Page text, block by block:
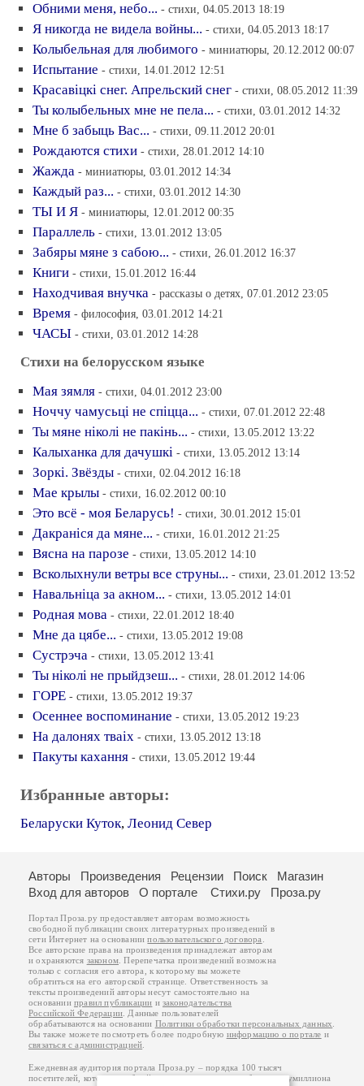
Обними меня, небо... - стихи, 04.05.2013 18:19
Я никогда не видела войны... - стихи, 04.05.2013 18:17
Колыбельная для любимого - миниатюры, 20.12.2012 00:07
Испытание - стихи, 14.01.2012 12:51
Красавiцкi снег. Апрельский снег - стихи, 08.05.2012 11:39
Ты колыбельных мне не пела... - стихи, 03.01.2012 14:32
Мне б забыць Вас... - стихи, 09.11.2012 20:01
Рождаются стихи - стихи, 28.01.2012 14:10
Жажда - миниатюры, 03.01.2012 14:34
Каждый раз... - стихи, 03.01.2012 14:30
ТЫ И Я - миниатюры, 12.01.2012 00:35
Параллель - стихи, 13.01.2012 13:05
Забяры мяне з сабою... - стихи, 26.01.2012 16:37
Книги - стихи, 15.01.2012 16:44
Находчивая внучка - рассказы о детях, 07.01.2012 23:05
Время - философия, 03.01.2012 14:21
ЧАСЫ - стихи, 03.01.2012 14:28
Стихи на белорусском языке
Мая зямля - стихи, 04.01.2012 23:00
Ноччу чамусьцi не спiцца... - стихи, 07.01.2012 22:48
Ты мяне нiколi не пакiнь... - стихи, 13.05.2012 13:22
Калыханка для дачушкi - стихи, 13.05.2012 13:14
Зоркi. Звёзды - стихи, 02.04.2012 16:18
Мае крылы - стихи, 16.02.2012 00:10
Это всё - моя Беларусь! - стихи, 30.01.2012 15:01
Дакранiся да мяне... - стихи, 16.01.2012 21:25
Вясна на парозе - стихи, 13.05.2012 14:10
Всколыхнули ветры все струны... - стихи, 23.01.2012 13:52
Навальнiца за акном... - стихи, 13.05.2012 14:01
Родная мова - стихи, 22.01.2012 18:40
Мне да цябе... - стихи, 13.05.2012 19:08
Сустрэча - стихи, 13.05.2012 13:41
Ты нiколi не прыйдзеш... - стихи, 28.01.2012 14:06
ГОРЕ - стихи, 13.05.2012 19:37
Осеннее воспоминание - стихи, 13.05.2012 19:23
На далонях тваiх - стихи, 13.05.2012 13:18
Пакуты кахання - стихи, 13.05.2012 19:44
Избранные авторы:
Беларуски Куток, Леонид Север
Авторы Произведения Рецензии Поиск
Магазин
Вход для авторов
О портале Стихи.ру Проза.ру
Портал Проза.ру предоставляет авторам возможность
свободной публикации своих литературных произведений в
сети Интернет на основаниипользовательского договора
Все авторские права на произведения принадлежат авторам
и охраняются законом . Перепечатка произведений возможна
только с согласия его автора, к которому вы можете
обратиться на его авторской странице. Ответственность за
тексты произведений авторы несут самостоятельно на
основанииправил публикации изаконодательства
Российской Федерации . Данные пользователей
обрабатываются на основании Политики обработки персональных данных
Вы также можете посмотреть более подробную информацию о портале и
связаться с администрацией
Ежедневная аудитория портала Проза.ру – порядка 100 тысяч
посетителей, которые в общей сумме просматривают более полумиллиона